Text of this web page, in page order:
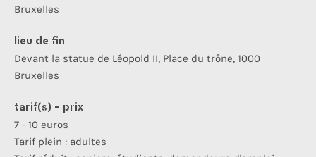
Bruxelles
lieu de fin
Devant la statue de Léopold II, Place du trône, 1000
Bruxelles
tarif(s) - prix
7 - 10 euros
Tarif plein : adultes